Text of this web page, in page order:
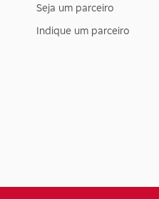
Seja um parceiro
Indique um parceiro